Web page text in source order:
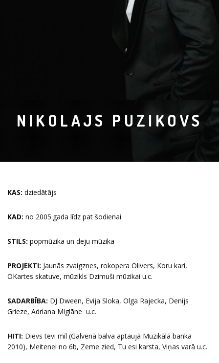
NIKOLAJS PUZIKOVS
KAS: dziedātājs
KAD: no 2005.gada līdz pat šodienai
STILS: popmūzika un deju mūzika
PROJEKTI: Jaunās zvaigznes, rokopera Olivers, Koru kari,
OKartes skatuve, mūzikls Dzimuši mūzikai u.c.
SADARBĪBA: DJ Dween, Evija Sloka, Olga Rajecka, Denijs
Grieze, Adriana Miglāne u.c.
HITI: Dievs tevi mīl (Galvenā balva aptaujā Muzikālā banka
2010), Meitenei no 6b, Zeme zied, Tu esi karsta, Viņas varā u.c.